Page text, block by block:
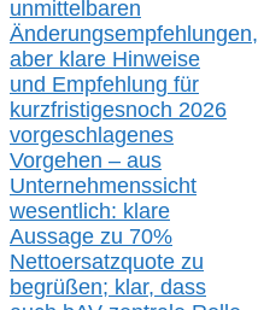
unmittelbaren
Änderungsempfehlungen,
aber klare Hinweise
und Empfehlung für
kurzfristigesnoch 2026
vorgeschlagenes
Vorgehen – aus
Unternehmenssicht
wesentlich: klare
Aussage zu 70%
Nettoersatzquote zu
begrüßen; klar, dass